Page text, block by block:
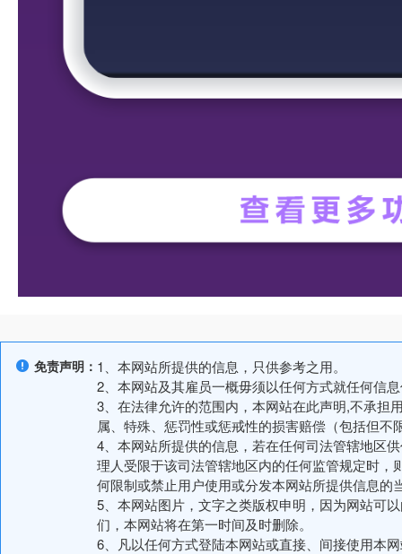
免责声明： 1、本网站所提供的信息，只供参考之用。
2、本网站及其雇员一概毋须以任何方式就任何信
3、在法律允许的范围内，本网站在此声明,不承担
属、特殊、惩罚性或惩戒性的损害赔偿（包括但
4、本网站所提供的信息，若在任何司法管辖地区
理人受限于该司法管辖地区内的任何监管规定时
何限制或禁止用户使用或分发本网站所提供信息的
5、本网站图片，文字之类版权申明，因为网站可
们，本网站将在第一时间及时删除。
6、凡以任何方式登陆本网站或直接、间接使用本